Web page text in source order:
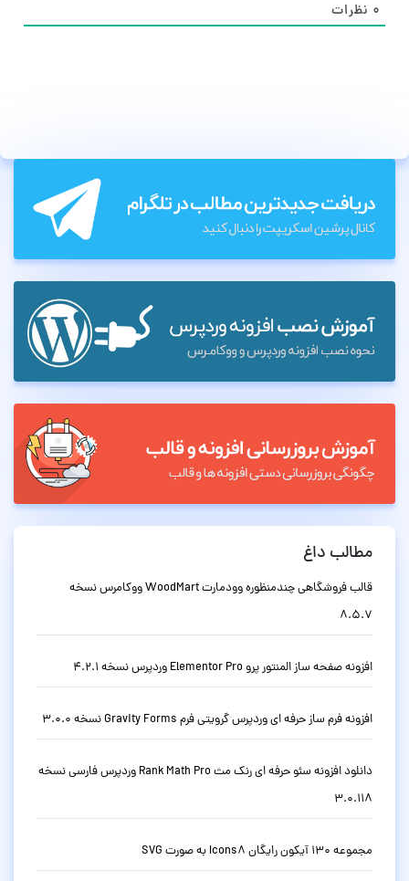
۰ نظرات
مطالب داغ
قالب فروشگاهی چندمنظوره وودمارت WoodMart ووکامرس نسخه
8.5.7
افزونه صفحه ساز المنتور پرو Elementor Pro وردپرس نسخه 4.2.1
افزونه فرم ساز حرفه ای وردپرس گرویتی فرم Gravity Forms نسخه 3.0.0
دانلود افزونه سئو حرفه ای رنک مث Rank Math Pro وردپرس فارسی نسخه
3.0.118
مجموعه 130 آیکون رایگان Icons8 به صورت SVG